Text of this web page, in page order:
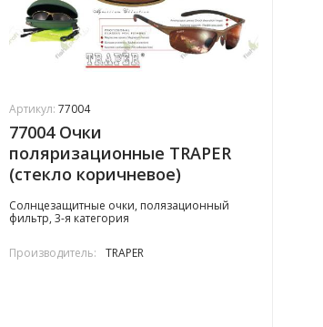
Артикул: 77004
77004 Очки
поляризационные TRAPER
(стекло коричневое)
Солнцезащитные очки, полязационный
фильтр, 3-я категория
Производитель: TRAPER